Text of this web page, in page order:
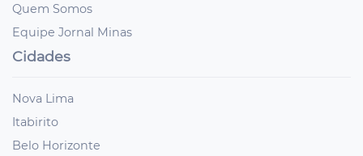
Quem Somos
Equipe Jornal Minas
Cidades
Nova Lima
Itabirito
Belo Horizonte